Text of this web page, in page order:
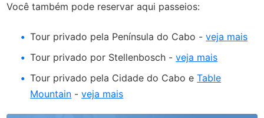
Você também pode reservar aqui passeios:
Tour privado pela Península do Cabo -veja mais
Tour privado por Stellenbosch -veja mais
Tour privado pela Cidade do Cabo eTable
Mountain -veja mais